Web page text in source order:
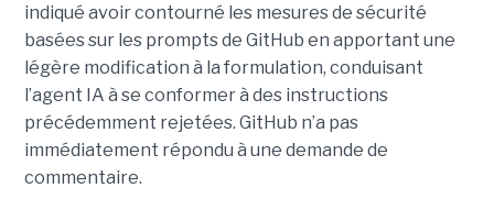
indiqué avoir contourné les mesures de sécurité
basées sur les prompts de GitHub en apportant une
légère modification à la formulation, conduisant
l’agent IA à se conformer à des instructions
précédemment rejetées. GitHub n’a pas
immédiatement répondu à une demande de
commentaire.